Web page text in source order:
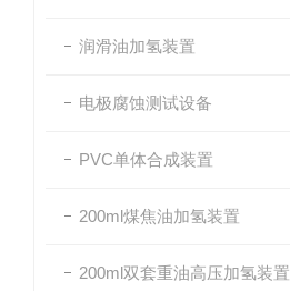
润滑油加氢装置
电极腐蚀测试设备
PVC单体合成装置
200ml煤焦油加氢装置
200ml双套重油高压加氢装置